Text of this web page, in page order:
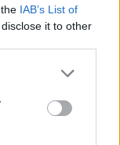
IAB’s List of
it to other
or more Google
You may click to
party tags to
in below Google
παιδιά